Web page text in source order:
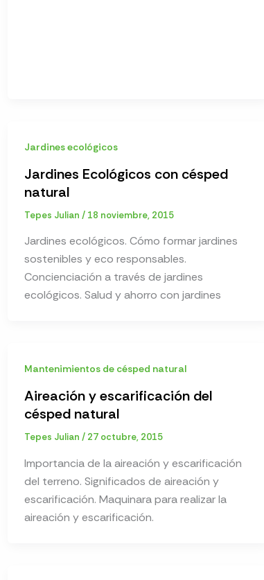
Jardines ecológicos
Jardines Ecológicos con césped
natural
Tepes Julian / 18 noviembre, 2015
Jardines ecológicos. Cómo formar jardines
sostenibles y eco responsables.
Concienciación a través de jardines
ecológicos. Salud y ahorro con jardines
Mantenimientos de césped natural
Aireación y escarificación del
césped natural
Tepes Julian / 27 octubre, 2015
Importancia de la aireación y escarificación
del terreno. Significados de aireación y
escarificación. Maquinara para realizar la
aireación y escarificación.